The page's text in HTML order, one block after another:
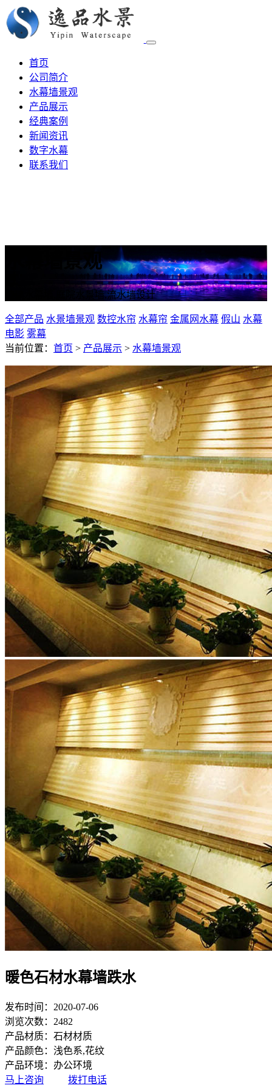
首页
公司简介
水幕墙景观
产品展示
经典案例
新闻资讯
数字水幕
联系我们
水幕墙景观
玻璃水幕墙,庭院水景墙,流水墙设计
全部产品 水景墙景观 数控水帘 水幕帘 金属网水幕 假山 水幕
电影 雾幕
当前位置： 首页 > 产品展示 > 水幕墙景观
暖色石材水幕墙跌水
发布时间：2020-07-06
浏览次数：2482
产品材质：石材材质
产品颜色：浅色系,花纹
产品环境：办公环境
马上咨询
拨打电话